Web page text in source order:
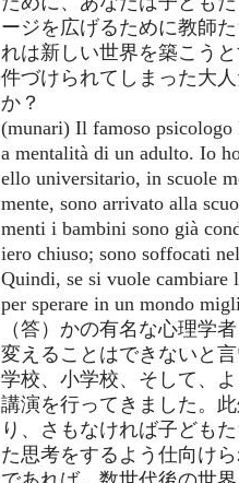
ージを広げるために教師
れは新しい世界を築こう
件づけられてしまった大
か？
(munari) Il famoso psicologo
a mentalità di un adulto. Io
ello universitario, in scuole
mente, sono arrivato alla
menti i bambini sono già
iero chiuso; sono soffocati
Quindi, se si vuole cambiare
per sperare in un mondo
（答）かの有名な心理学
変えることはできないと
学校、小学校、そして、
講演を行ってきました。
り、さもなければ子ども
た思考をするよう仕向け